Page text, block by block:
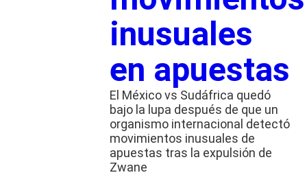
inusuales
en apuestas
El México vs Sudáfrica quedó
bajo la lupa después de que un
organismo internacional detectó
movimientos inusuales de
apuestas tras la expulsión de
Zwane